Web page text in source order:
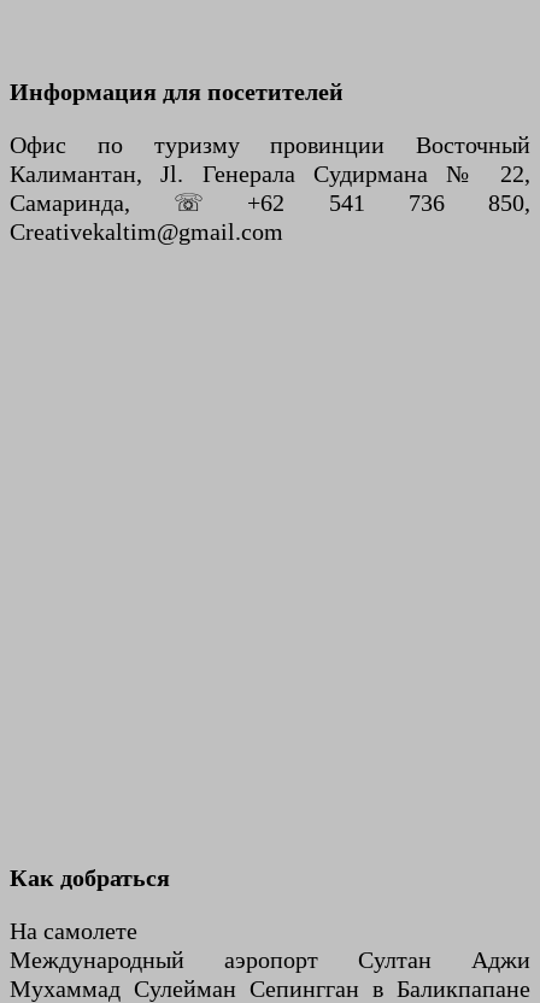
Информация для посетителей
Офис по туризму провинции Восточный
Калимантан, Jl. Генерала Судирмана № 22,
Самаринда, ☏ +62 541 736 850,
Creativekaltim@gmail.com
Как добраться
На самолете
Международный аэропорт Султан Аджи
Мухаммад Сулейман Сепингган в Баликпапане